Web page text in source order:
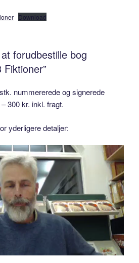
Download
forudbestille bog
nummererede og signerede
300 kr. inkl. fragt.
yderligere detaljer: